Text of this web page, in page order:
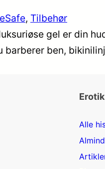
, Tilbehør
gel er din
ben,
Alle